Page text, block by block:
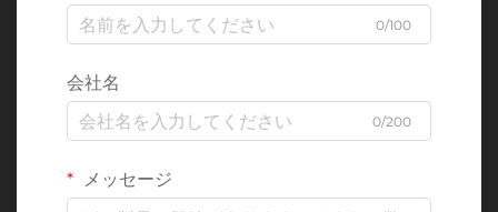
0/100
会社名
0/200
メッセージ